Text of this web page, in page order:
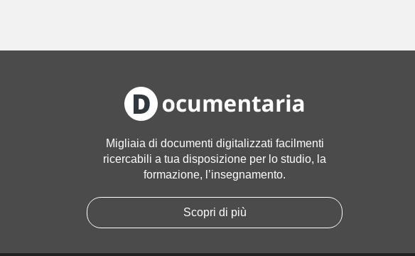
Migliaia di documenti digitalizzati facilmenti
ricercabili a tua disposizione per lo studio, la
formazione, l’insegnamento.
Scopri di più